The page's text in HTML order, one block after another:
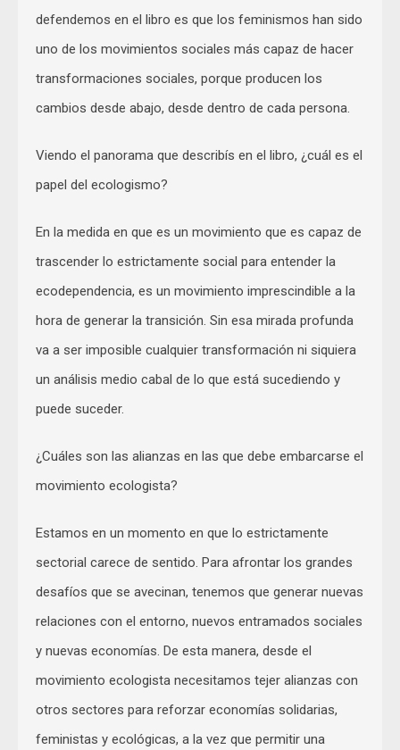
defendemos en el libro es que los feminismos han sido
uno de los movimientos sociales más capaz de hacer
transformaciones sociales, porque producen los
cambios desde abajo, desde dentro de cada persona.
Viendo el panorama que describís en el libro, ¿cuál es el
papel del ecologismo?
En la medida en que es un movimiento que es capaz de
trascender lo estrictamente social para entender la
ecodependencia, es un movimiento imprescindible a la
hora de generar la transición. Sin esa mirada profunda
va a ser imposible cualquier transformación ni siquiera
un análisis medio cabal de lo que está sucediendo y
puede suceder.
¿Cuáles son las alianzas en las que debe embarcarse el
movimiento ecologista?
Estamos en un momento en que lo estrictamente
sectorial carece de sentido. Para afrontar los grandes
desafíos que se avecinan, tenemos que generar nuevas
relaciones con el entorno, nuevos entramados sociales
y nuevas economías. De esta manera, desde el
movimiento ecologista necesitamos tejer alianzas con
otros sectores para reforzar economías solidarias,
feministas y ecológicas, a la vez que permitir una